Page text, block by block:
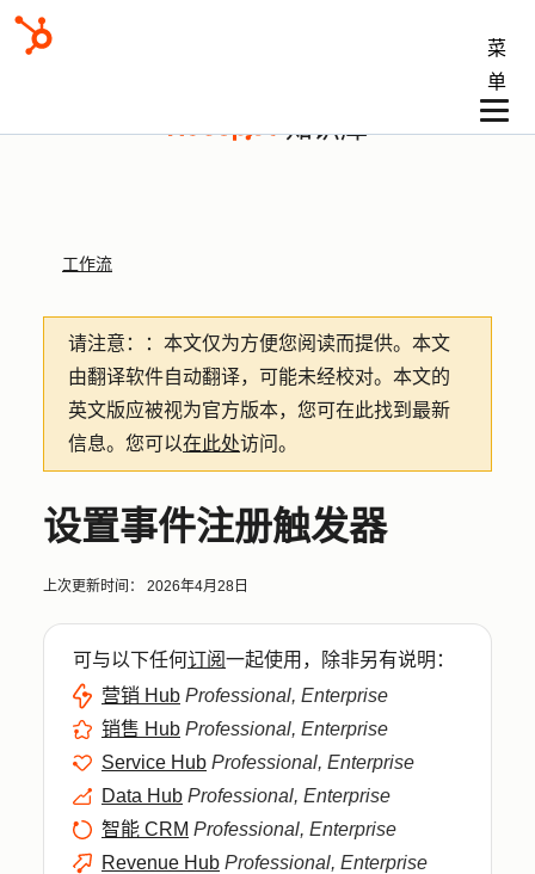
菜
单
知识库
工作流
请注意： ：本文仅为方便您阅读而提供。 本文
由翻译软件自动翻译，可能未经校对。本文的
英文版应被视为官方版本，您可在此找到最新
信息。您可以在此处访问。
设置事件注册触发器
上次更新时间： 2026年4月28日
可与以下任何订阅一起使用，除非另有说明：
营销 Hub Professional, Enterprise
销售 Hub Professional, Enterprise
Service Hub Professional, Enterprise
Data Hub Professional, Enterprise
智能 CRM Professional, Enterprise
Revenue Hub Professional, Enterprise